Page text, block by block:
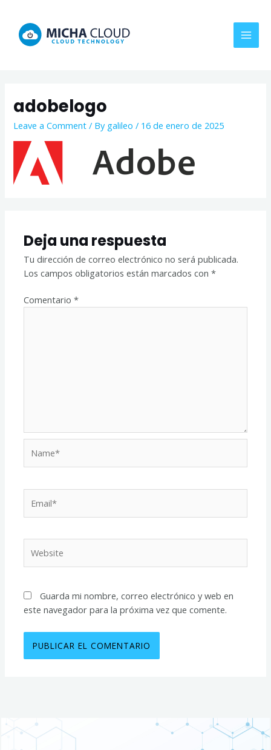
content
adobelogo
Leave a Comment / By galileo/ 16 de enero de 2025
Deja una respuesta
Tu dirección de correo electrónico no será publicada.
Los campos obligatorios están marcados con*
Comentario*
Guarda mi nombre, correo electrónico y web en
este navegador para la próxima vez que comente.